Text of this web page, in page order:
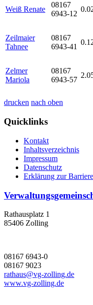
Weiß Renate
08167
6943-12
Zeilmaier
Tahnee
08167
6943-41
Zelmer
Mariola
08167
6943-57
drucken nach oben
Quicklinks
Kontakt
Inhaltsverzeichnis
Impressum
Datenschutz
Erklärung zur
Rathausplatz 1
85406 Zolling
08167 6943-0
08167 9023
rathaus@vg-zolling.de
www.vg-zolling.de